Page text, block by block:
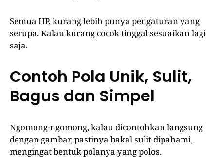
Semua HP, kurang lebih punya pengaturan yang
serupa. Kalau kurang cocok tinggal sesuaikan lagi
saja.
Contoh Pola Unik, Sulit,
Bagus dan Simpel
Ngomong-ngomong, kalau dicontohkan langsung
dengan gambar, pastinya bakal sulit dipahami,
mengingat bentuk polanya yang polos.